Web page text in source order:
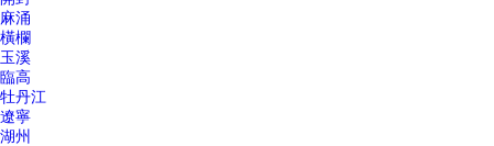
麻涌
橫欄
玉溪
臨高
牡丹江
遼寧
湖州